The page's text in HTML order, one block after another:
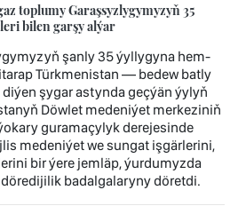
toplumy Garaşsyzlygymyzyň 35
bilen garşy alýar
şanly 35 ýyllygyna hem-
Türkmenistan — bedew batly
şygar astynda geçýän ýylyň
Döwlet medeniýet merkeziniň
guramaçylyk derejesinde
medeniýet we sungat işgärlerini,
bir ýere jemläp, ýurdumyzda
badalgalaryny döretdi.